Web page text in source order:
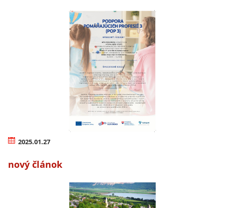
2025.01.27
nový článok